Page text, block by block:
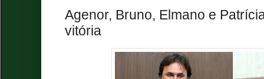
Agenor, Bruno, Elmano e
vitória